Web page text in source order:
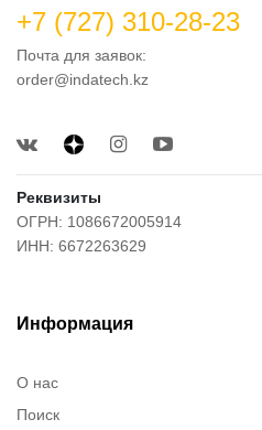
+7 (727) 310-28-23
Почта для заявок:
order@indatech.kz
Реквизиты
ОГРН: 1086672005914
ИНН: 6672263629
Информация
О нас
Поиск